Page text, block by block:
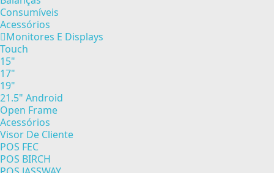
Consumíveis
Acessórios
Monitores E Displays
Touch
15"
17"
19"
21.5" Android
Open Frame
Acessórios
Visor De Cliente
POS FEC
POS BIRCH